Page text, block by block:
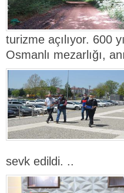
turizme açılıyor. 600
Osmanlı mezarlığı,
sevk edildi. ..